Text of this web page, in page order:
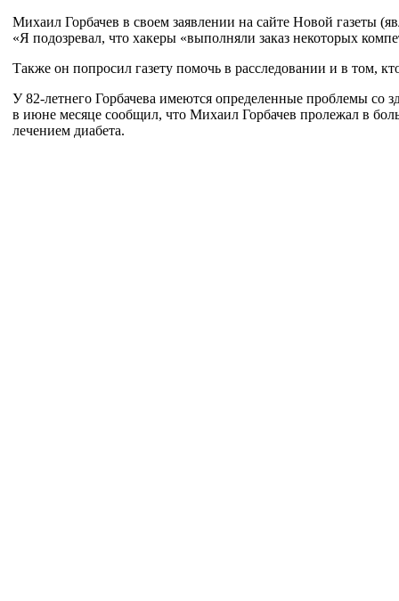
Михаил Горбачев в своем заявлении на сайте Новой газеты
«Я подозревал, что хакеры «выполняли заказ некоторых
Также он попросил газету помочь в расследовании и в том,
У82-летнего Горбачева имеются определенные проблемы со
в июне месяце сообщил, что Михаил Горбачев пролежал в
лечением диабета.